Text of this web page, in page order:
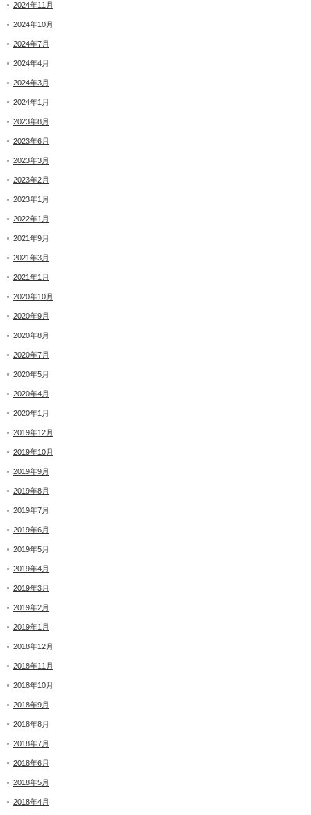
2024年11月
2024年10月
2024年7月
2024年4月
2024年3月
2024年1月
2023年8月
2023年6月
2023年3月
2023年2月
2023年1月
2022年1月
2021年9月
2021年3月
2021年1月
2020年10月
2020年9月
2020年8月
2020年7月
2020年5月
2020年4月
2020年1月
2019年12月
2019年10月
2019年9月
2019年8月
2019年7月
2019年6月
2019年5月
2019年4月
2019年3月
2019年2月
2019年1月
2018年12月
2018年11月
2018年10月
2018年9月
2018年8月
2018年7月
2018年6月
2018年5月
2018年4月